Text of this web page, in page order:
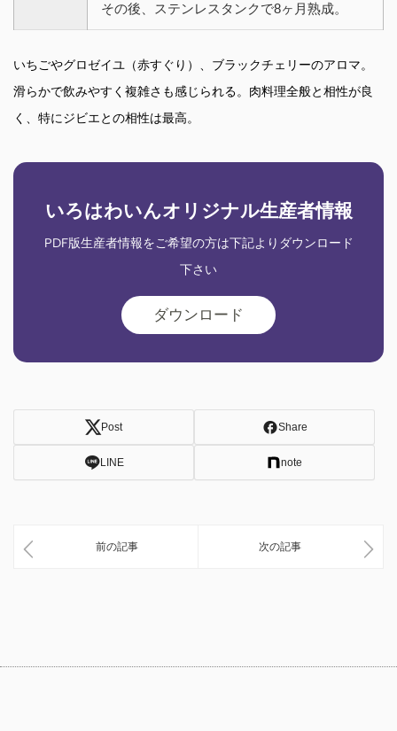
その後、ステンレスタンクで8ヶ月熟成。
いちごやグロゼイユ（赤すぐり）、ブラックチェリーのアロマ。
滑らかで飲みやすく複雑さも感じられる。肉料理全般と相性が良
く、特にジビエとの相性は最高。
いろはわいんオリジナル生産者情報
PDF版生産者情報をご希望の方は下記よりダウンロード
下さい
ダウンロード
Post Share
LINE note
前の記事 次の記事